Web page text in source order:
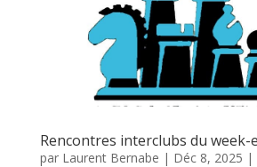
Rencontres interclubs du week-
par Laurent Bernabe | Déc 8, 2025 |